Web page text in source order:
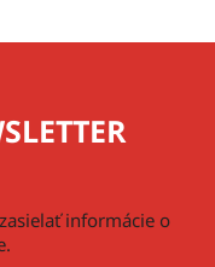
informácie o